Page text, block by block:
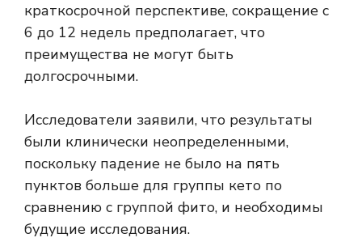
краткосрочной перспективе, сокращение с
6 до 12 недель предполагает, что
преимущества не могут быть
долгосрочными.
Исследователи заявили, что результаты
были клинически неопределенными,
поскольку падение не было на пять
пунктов больше для группы кето по
сравнению с группой фито, и необходимы
будущие исследования.